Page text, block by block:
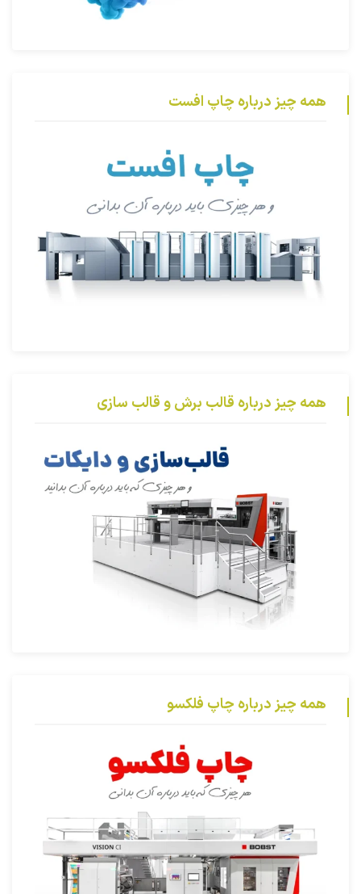
همه چیز درباره چاپ افست
همه چیز درباره قالب برش و قالب سازی
همه چیز درباره چاپ فلکسو